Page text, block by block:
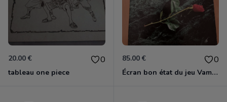
20.00 € 0
tableau one piece
85.00 € 0
Écran bon état du jeu Vampire et livre de règles « la mascarade » état d’usage